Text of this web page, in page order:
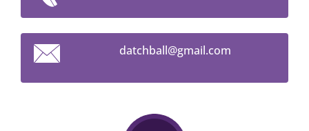
datchball@gmail.com